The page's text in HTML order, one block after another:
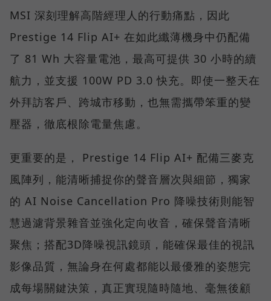
MSI 深刻理解高階經理人的行動痛點，因此
Prestige 14 Flip AI+ 在如此纖薄機身中仍配備
了 81 Wh 大容量電池，最高可提供 30 小時的續
航力，並支援 100W PD 3.0 快充。即使一整天在
外拜訪客戶、跨城市移動，也無需攜帶笨重的變
壓器，徹底根除電量焦慮。
更重要的是， Prestige 14 Flip AI+ 配備三麥克
風陣列，能清晰捕捉你的聲音層次與細節，獨家
的 AI Noise Cancellation Pro 降噪技術則能智
慧過濾背景雜音並強化定向收音，確保聲音清晰
聚焦；搭配3D降噪視訊鏡頭，能確保最佳的視訊
影像品質，無論身在何處都能以最優雅的姿態完
成每場關鍵決策，真正實現隨時隨地、毫無後顧